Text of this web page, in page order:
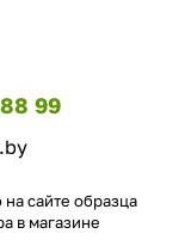
99
сайте образца
в магазине